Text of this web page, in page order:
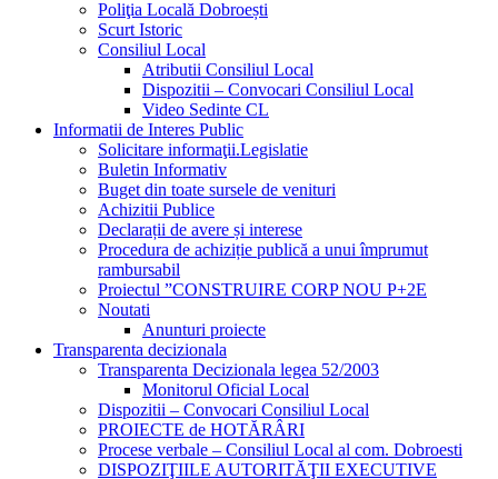
Poliţia Locală Dobroești
Scurt Istoric
Consiliul Local
Atributii Consiliul Local
Dispozitii – Convocari Consiliul Local
Video Sedinte CL
Informatii de Interes Public
Solicitare informaţii.Legislatie
Buletin Informativ
Buget din toate sursele de venituri
Achizitii Publice
Declarații de avere și interese
Procedura de achiziție publică a unui împrumut
rambursabil
Proiectul ”CONSTRUIRE CORP NOU P+2E
Noutati
Anunturi proiecte
Transparenta decizionala
Transparenta Decizionala legea 52/2003
Monitorul Oficial Local
Dispozitii – Convocari Consiliul Local
PROIECTE de HOTĂRÂRI
Procese verbale – Consiliul Local al com. Dobroesti
DISPOZIŢIILE AUTORITĂŢII EXECUTIVE